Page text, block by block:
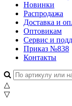
Новинки
Распродажа
Доставка и
Оптовикам
Сервис и
Приказ №838
Контакты
△
▽